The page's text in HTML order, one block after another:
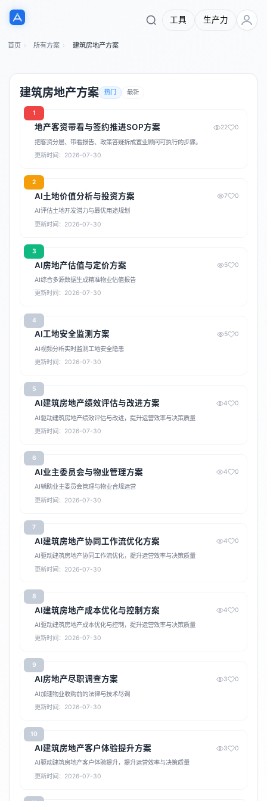
工具 生产力
首页 所有方案 建筑房地产方案
建筑房地产方案 热门 最新
1
地产客资带看与签约推进SOP方案 22
0
把客资分层、带看报告、政策答疑拆成置业顾问可执行的步骤。
更新时间：2026-07-30
2
AI土地价值分析与投资方案 7
0
AI评估土地开发潜力与最优用途规划
更新时间：2026-07-30
3
AI房地产估值与定价方案 5
0
AI综合多源数据生成精准物业估值报告
更新时间：2026-07-30
4
AI工地安全监测方案 5
0
AI视频分析实时监测工地安全隐患
更新时间：2026-07-30
5
AI建筑房地产绩效评估与改进方案 4
0
AI驱动建筑房地产绩效评估与改进，提升运营效率与决策质量
更新时间：2026-07-30
6
AI业主委员会与物业管理方案 4
0
AI辅助业主委员会管理与物业合规运营
更新时间：2026-07-30
7
AI建筑房地产协同工作流优化方案 4
0
AI驱动建筑房地产协同工作流优化，提升运营效率与决策质量
更新时间：2026-07-30
8
AI建筑房地产成本优化与控制方案 4
0
AI驱动建筑房地产成本优化与控制，提升运营效率与决策质量
更新时间：2026-07-30
9
AI房地产尽职调查方案 3
0
AI加速物业收购前的法律与技术尽调
更新时间：2026-07-30
10
AI建筑房地产客户体验提升方案 3
0
AI驱动建筑房地产客户体验提升，提升运营效率与决策质量
更新时间：2026-07-30